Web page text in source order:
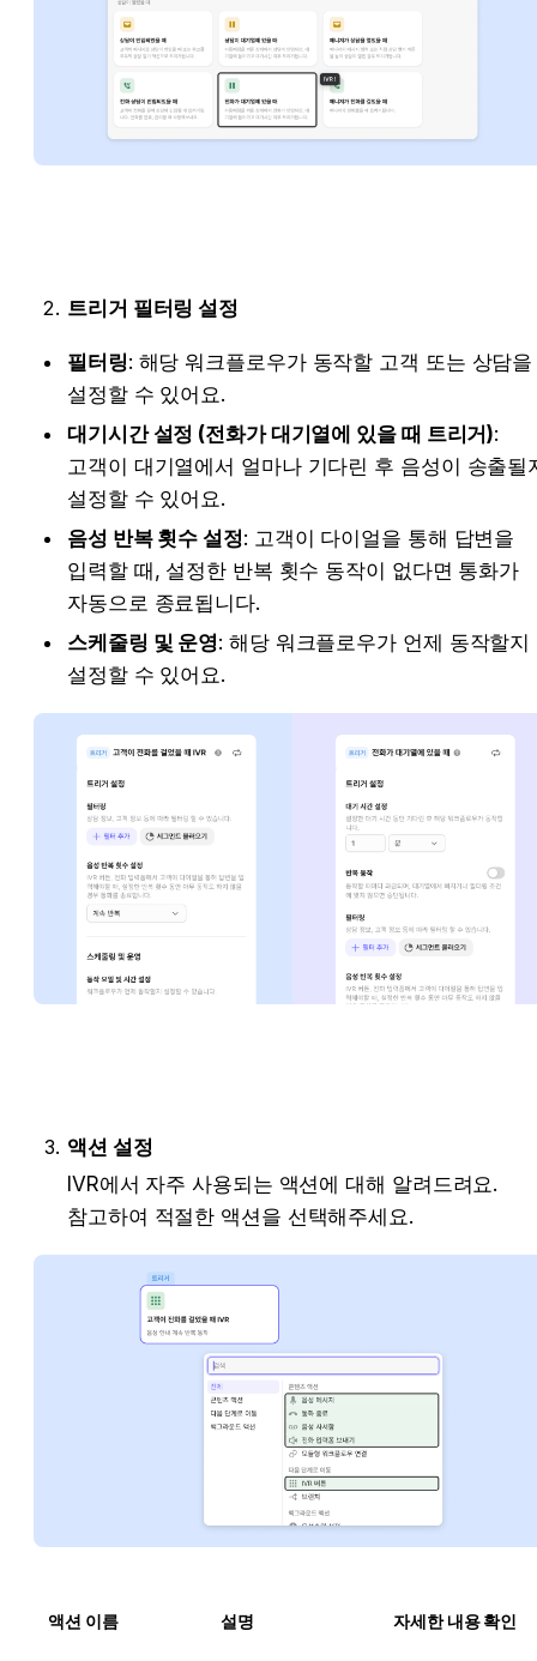
트리거 필터링 설정
필터링: 해당 워크플로우가 동작할 고객 또는 상담을
설정할 수 있어요.
대기시간 설정 (전화가 대기열에 있을 때 트리거):
고객이 대기열에서 얼마나 기다린 후 음성이 송출될
설정할 수 있어요.
음성 반복 횟수 설정: 고객이 다이얼을 통해 답변을
입력할 때, 설정한 반복 횟수 동작이 없다면 통화가
자동으로 종료됩니다.
스케줄링 및 운영: 해당 워크플로우가 언제 동작할지
설정할 수 있어요.
액션 설정
IVR에서 자주 사용되는 액션에 대해 알려드려요.
참고하여 적절한 액션을 선택해주세요.
액션 이름 설명 자세한 내용 확인